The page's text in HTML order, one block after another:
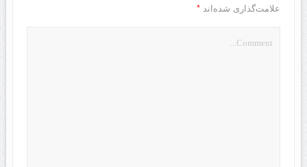
علامت‌گذاری شده‌اند *